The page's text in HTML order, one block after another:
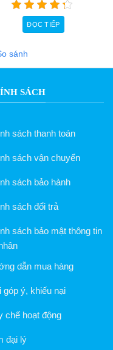
ĐỌC TIẾP
sánh
SÁCH
sách thanh toán
sách vận chuyển
sách bảo hành
sách đổi trả
sách bảo mật thông tin
dẫn mua hàng
góp ý, khiếu nại
chế hoạt động
đại lý